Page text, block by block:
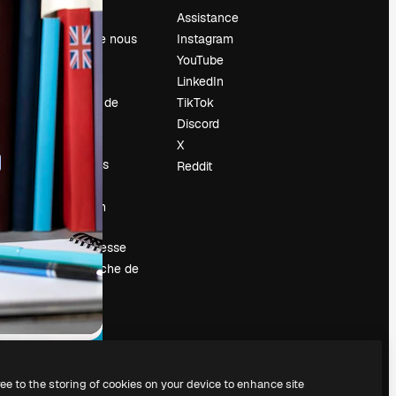
Prix
À propos de nous
Avis
Carrières
Tendances de
recherche
Blog
Événements
Slidesgo
Vendre mon
contenu
Salle de presse
À la recherche de
magnific.ai
Assistance
Instagram
YouTube
LinkedIn
TikTok
Discord
X
Reddit
to the storing of cookies on your device to enhance site